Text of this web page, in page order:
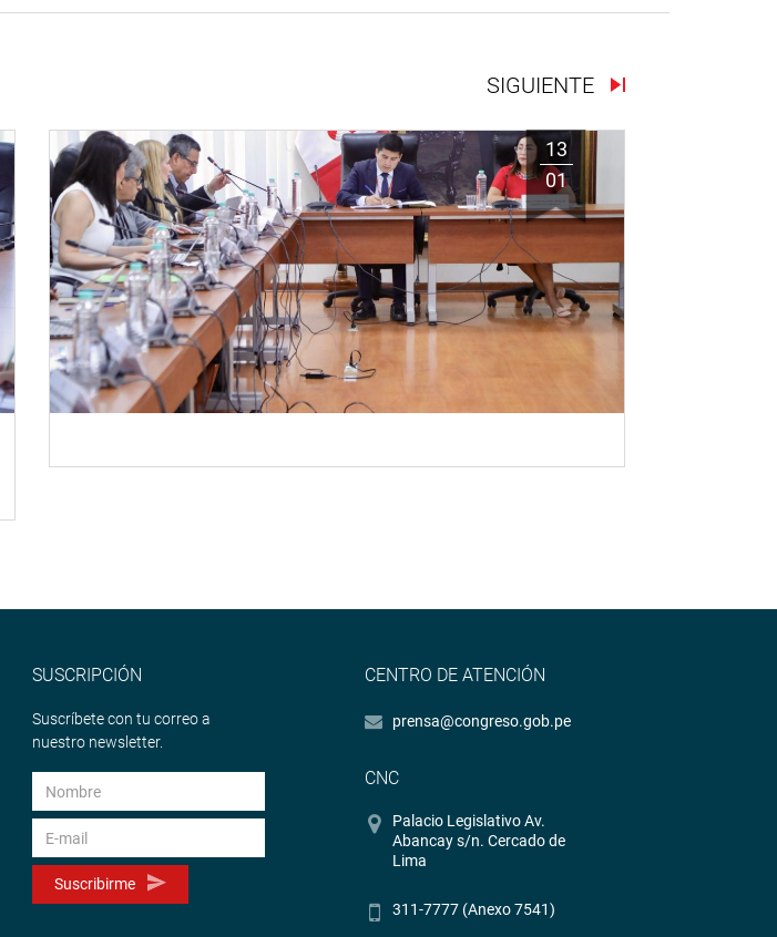
SIGUIENTE
13
01
SUSCRIPCIÓN
Suscríbete con tu correo a
nuestro newsletter.
Suscribirme
CENTRO DE ATENCIÓN
prensa@congreso.gob.pe
CNC
Palacio Legislativo Av.
Abancay s/n. Cercado de
Lima
311-7777 (Anexo 7541)